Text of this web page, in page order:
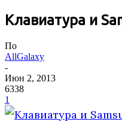
Клавиатура и
По
AllGalaxy
-
Июн 2, 2013
6338
1